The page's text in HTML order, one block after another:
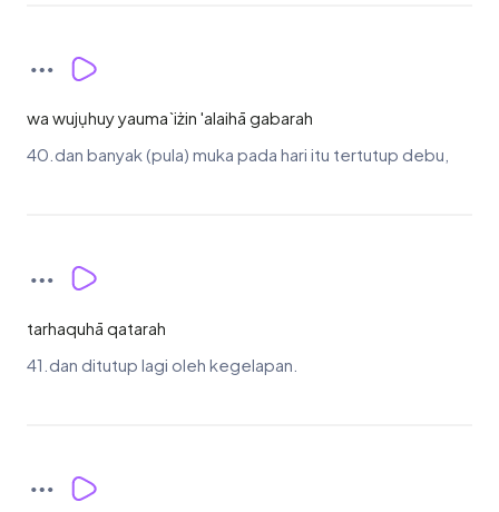
wa wujụhuy yauma`iżin 'alaihā gabarah
40.dan banyak (pula) muka pada hari itu tertutup debu,
tarhaquhā qatarah
41.dan ditutup lagi oleh kegelapan.